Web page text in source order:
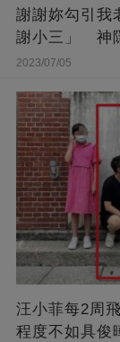
謝謝妳勾引我
謝小三」 神
走...」
2023/07/05
汪小菲每2周
程度不如具俊